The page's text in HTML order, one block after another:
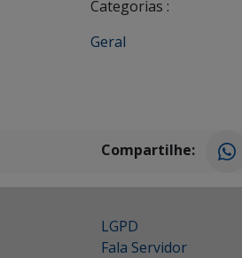
Categorias :
Geral
Compartilhe:
LGPD
Fala Servidor